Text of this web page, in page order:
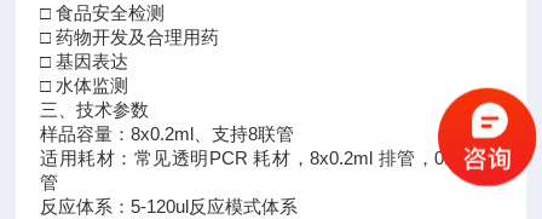
□ 食品安全检测
□ 药物开发及合理用药
□ 基因表达
□ 水体监测
三、技术参数
样品容量：8x0.2ml、支持8联管
适用耗材：常见透明PCR 耗材，8x0.2ml 排管，0.2ml 单
管
反应体系：5-120ul反应模式体系